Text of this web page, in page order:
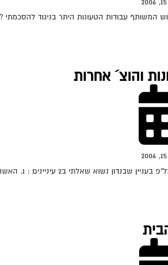
היתר בניגוד להסכמתי ? 16-08-2006 12:53:00 רחל שחר תשובה לשאלתך זו שאלה מעט סבוכה. בעיקרון לא...
והוצ´ אחרות
: 1. האשה הגישה תביעה, כאשר היא הצמידה את סכומי הקרן לריבית הוצלפ .על פי...